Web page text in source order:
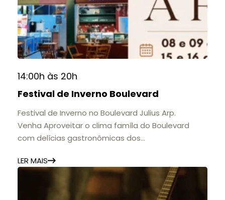
14:00h às 20h
Festival de Inverno Boulevard
Festival de Inverno no Boulevard Julius Arp.
Venha Aproveitar o clima famíla do Boulevard
com delícias gastronômicas dos
LER MAIS